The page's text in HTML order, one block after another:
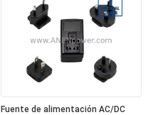
Fuente de alimentación AC/DC